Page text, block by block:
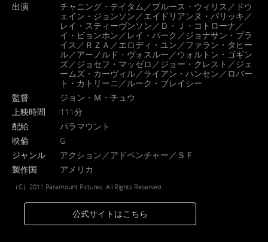
出演
チャニング・テイタム／ブルース・ウィリス／ドウ
ェイン・ジョンソン／エイドリアンヌ・パリッキ／
レイ・スティーヴンソン／Ｄ・Ｊ・コトローナ／
イ・ビョンホン／レイ・パーク／ジョナサン・プラ
イス／ＲＺＡ／エロディ・ユン／ファラン・タヒー
ル／アーノルド・ヴォスルー／ウォルトン・ゴギン
ズ／ジョセフ・マッゼロ／ジョー・クレスト／ジェ
ームズ・カーヴィル／ライアン・ハンセン／ロバー
ト・カトリーニ／ルーク・ブレイシー
監督
ジョン・Ｍ・チュウ
上映時間
111分
配給
パラマウント
映倫
G
ジャンル
アクション／アドベンチャー／ＳＦ
製作国
アメリカ
（C）2011 Paramount Pictures. All Rights Reserved.
公式サイトはこちら